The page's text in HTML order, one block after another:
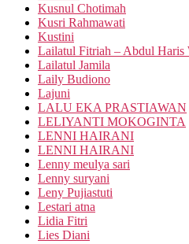
Kusnul Chotimah
Kusri Rahmawati
Kustini
Lailatul Fitriah – Abdul Haris
Lailatul Jamila
Laily Budiono
Lajuni
LALU EKA PRASTIAWAN
LELIYANTI MOKOGINTA
LENNI HAIRANI
LENNI HAIRANI
Lenny meulya sari
Lenny suryani
Leny Pujiastuti
Lestari atna
Lidia Fitri
Lies Diani